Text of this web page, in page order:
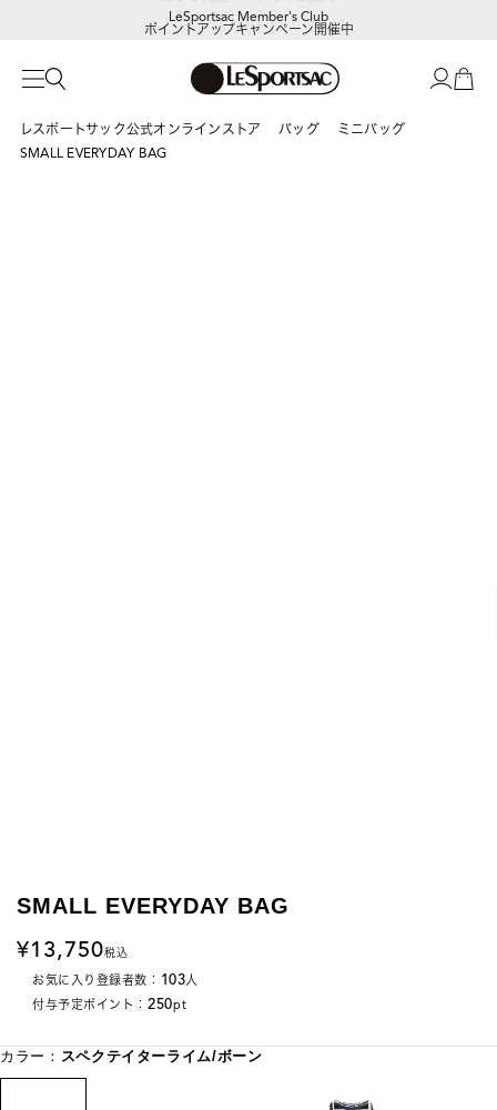
LeSportsac Member's Club
ポイントアップキャンペーン開催中
レスポートサック公式オンラインストア バッグ
ミニバッグ
SMALL EVERYDAY BAG
SMALL EVERYDAY BAG
13,750税込
お気に入り登録者数： 103人
付与予定ポイント： 250pt
カラー： スペクテイターライム/ボーン